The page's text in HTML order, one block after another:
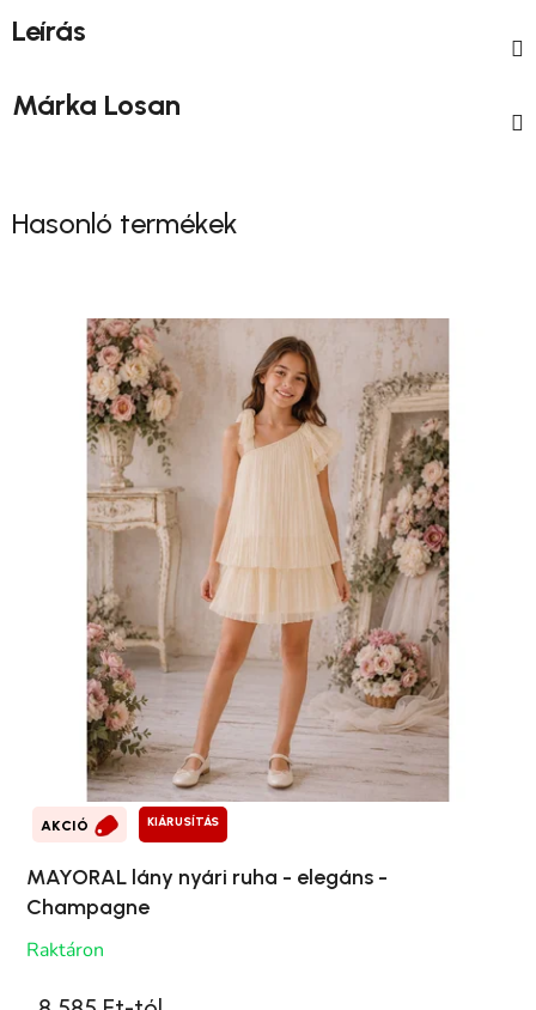
Leírás
Márka Losan
Hasonló termékek
AKCIÓ KIÁRUSÍTÁS
MAYORAL lány nyári ruha - elegáns -
Champagne
Raktáron